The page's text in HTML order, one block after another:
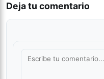
Deja tu comentario